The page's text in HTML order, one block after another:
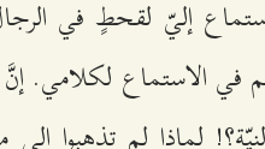
إليّ لقحطٍ في
الاستماع لكلامي.
لم تذهبوا إلى